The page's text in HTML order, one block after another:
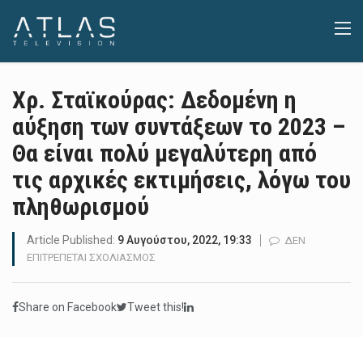
Χρ. Σταϊκούρας: Δεδομένη η
αύξηση των συντάξεων το 2023 –
Θα είναι πολύ μεγαλύτερη από
τις αρχικές εκτιμήσεις, λόγω του
πληθωρισμού
Article Published: 9 Αυγούστου, 2022, 19:33
ΔΕΝ
ΕΠΙΤΡΈΠΕΤΑΙ ΣΧΟΛΙΑΣΜΌΣ
ΔΕΔΟΜΈΝΗ
Share on Facebook Tweet this!